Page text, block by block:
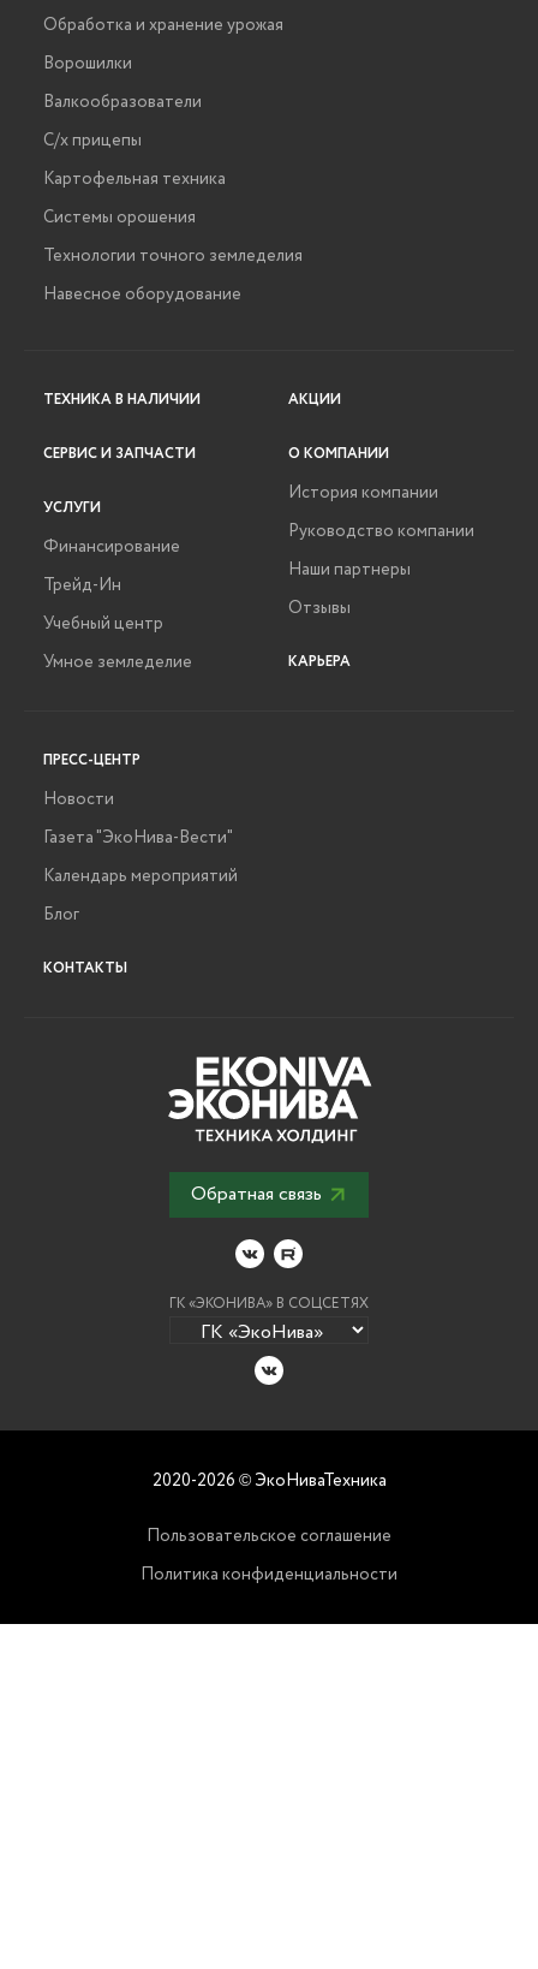
Обработка и хранение урожая
Ворошилки
Валкообразователи
С/х прицепы
Картофельная техника
Системы орошения
Технологии точного земледелия
Навесное оборудование
ТЕХНИКА В НАЛИЧИИ
СЕРВИС И ЗАПЧАСТИ
УСЛУГИ
Финансирование
Трейд-Ин
Учебный центр
Умное земледелие
АКЦИИ
О КОМПАНИИ
История компании
Руководство компании
Наши партнеры
Отзывы
КАРЬЕРА
ПРЕСС-ЦЕНТР
Новости
Газета "ЭкоНива-Вести"
Календарь мероприятий
Блог
КОНТАКТЫ
Обратная связь
ГК «ЭКОНИВА» В СОЦСЕТЯХ
2020-2026 ©ЭкоНиваТехника
Пользовательское соглашение
Политика конфиденциальности